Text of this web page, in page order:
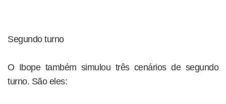
Segundo turno
O Ibope também simulou três cenários de segundo
turno. São eles: